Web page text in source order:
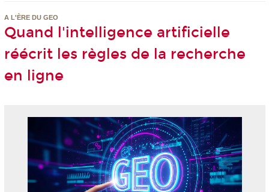
A L'ÈRE DU GEO
Quand l'intelligence artificielle
réécrit les règles de la recherche
en ligne